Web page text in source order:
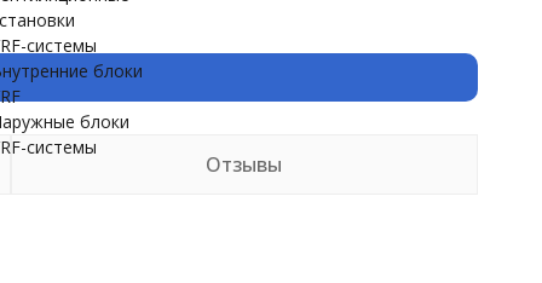
системы
блоки
блоки
системы
Отзывы